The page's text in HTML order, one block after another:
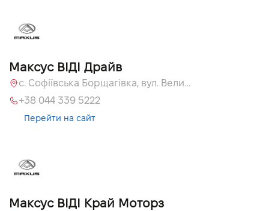
Максус ВІДІ Драйв
с. Софіївська Борщагівка, вул. Велика Кільцева, 60а
+38 044 339 5222
Перейти на сайт
Максус ВІДІ Край Моторз